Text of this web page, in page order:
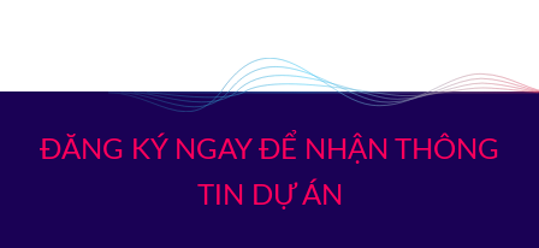
ĐĂNG KÝ NGAY ĐỂ NHẬN THÔNG
TIN DỰ ÁN